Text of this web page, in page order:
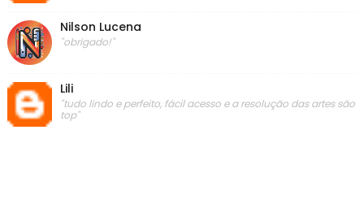
Nilson Lucena
"obrigado!"
Lili
"tudo lindo e perfeito, fácil acesso e a resolução das artes são
top"